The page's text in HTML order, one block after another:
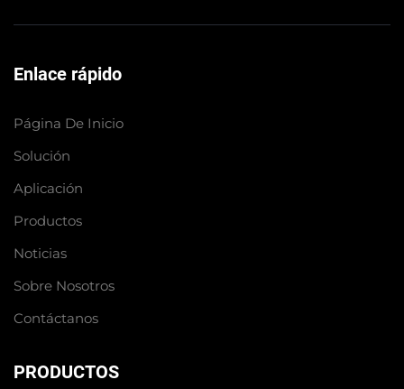
Enlace rápido
Página De Inicio
Solución
Aplicación
Productos
Noticias
Sobre Nosotros
Contáctanos
PRODUCTOS